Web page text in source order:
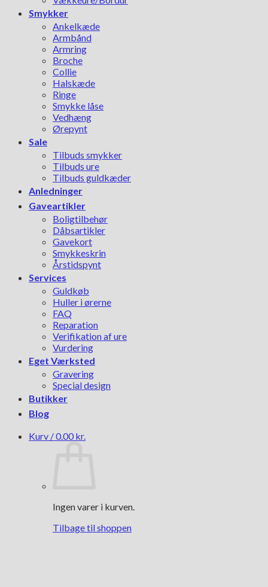
Smykker
Ankelkæde
Armbånd
Armring
Broche
Collie
Halskæde
Ringe
Smykke låse
Vedhæng
Ørepynt
Sale
Tilbuds smykker
Tilbuds ure
Tilbuds guldkæder
Anledninger
Gaveartikler
Boligtilbehør
Dåbsartikler
Gavekort
Smykkeskrin
Årstidspynt
Services
Guldkøb
Huller i ørerne
FAQ
Reparation
Verifikation af ure
Vurdering
Eget Værksted
Gravering
Special design
Butikker
Blog
Kurv /0.00 kr.
Ingen varer i kurven.
Tilbage til shoppen